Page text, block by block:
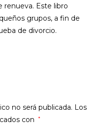
renueva. Este libro
grupos, a fin de
de divorcio.
no será publicada. Los
con
*